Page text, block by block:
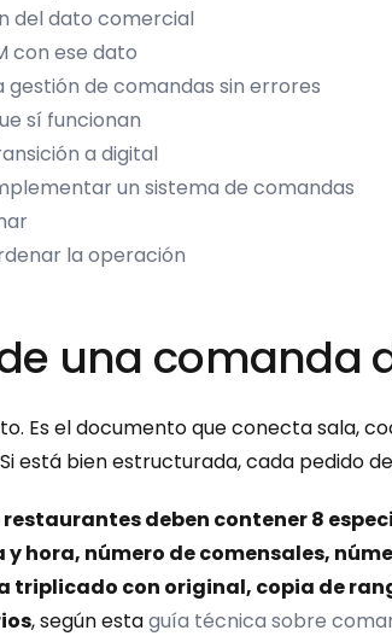
del dato comercial
con ese dato
de comandas sin errores
sí funcionan
a digital
un sistema de comandas
la operación
una comanda
Es el documento que conecta sala,
está bien estructurada, cada pedido
deben contener 8
hora, número de comensales,
triplicado con original, copia de
, según esta guía técnica sobre